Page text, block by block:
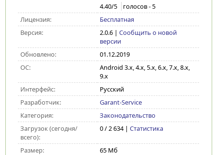
4.40/5 голосов -5
Лицензия:
Бесплатная
Версия:
2.0.6| Сообщить о новой
версии
Обновлено:
01.12.2019
ОС:
Android 3.x, 4.x, 5.x, 6.x, 7.x, 8.x,
9.x
Интерфейс:
Русский
Разработчик:
Garant-Service
Категория:
Законодательство
Загрузок (сегодня/
всего):
0 / 2 634 | Статистика
Размер: 65 Мб